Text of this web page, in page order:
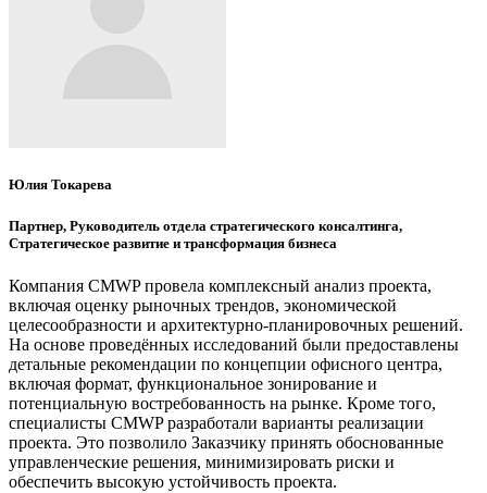
Юлия Токарева
Партнер, Руководитель отдела стратегического консалтинга,
Стратегическое развитие и трансформация бизнеса
Компания CMWP провела комплексный анализ проекта,
включая оценку рыночных трендов, экономической
целесообразности и архитектурно-планировочных решений.
На основе проведённых исследований были предоставлены
детальные рекомендации по концепции офисного центра,
включая формат, функциональное зонирование и
потенциальную востребованность на рынке. Кроме того,
специалисты CMWP разработали варианты реализации
проекта. Это позволило Заказчику принять обоснованные
управленческие решения, минимизировать риски и
обеспечить высокую устойчивость проекта.